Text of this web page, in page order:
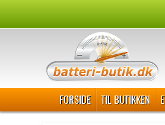
Primær Menu
FORSIDE TIL BUTIKKEN